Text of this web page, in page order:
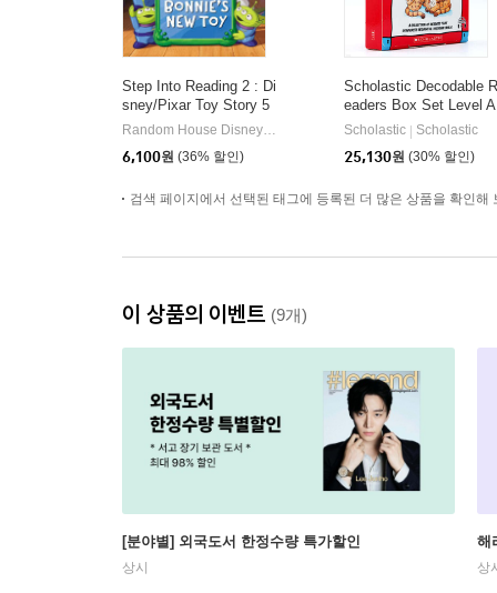
Step Into Reading 2 : Di
sney/Pixar Toy Story 5
: Bonnie's New Toy
Random House Disney/ Disney Storybook Art Team (ILT) |
6,100원 (36% 할인)
Scholastic Decodable R
eaders Box Set Level A
(StoryPlus QR코드)
Scholastic
Scholastic
25,130원 (30% 할인)
검색 페이지에서 선택된 태그에 등록된 더 많은 상품을 확인해
이 상품의 이벤트 (9개)
[분야별] 외국도서 한정수량 특가할인
상시
해
상